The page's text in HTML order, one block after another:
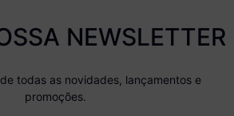
NEWSLETTER
todas as novidades, lançamentos e
promoções.